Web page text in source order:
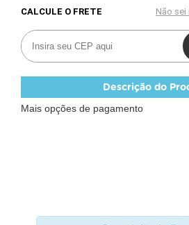
Descrição do
Mais opções de pagamento